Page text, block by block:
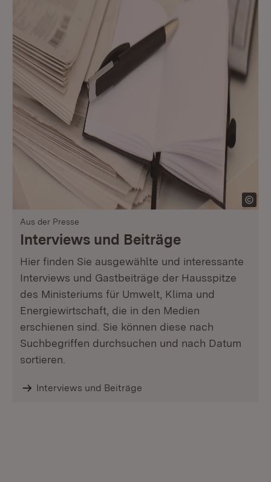
Aus der Presse
Interviews und Beiträge
Hier finden Sie ausgewählte und interessante
Interviews und Gastbeiträge der Hausspitze
des Ministeriums für Umwelt, Klima und
Energiewirtschaft, die in den Medien
erschienen sind. Sie können diese nach
Suchbegriffen durchsuchen und nach Datum
sortieren.
Interviews und Beiträge